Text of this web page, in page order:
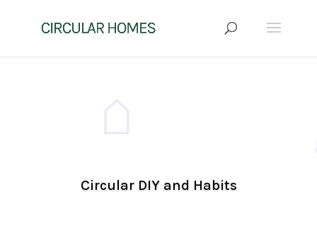
Circular DIY and Habits